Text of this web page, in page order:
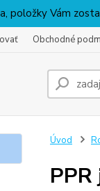
položky Vám
Obchodné
Úvod